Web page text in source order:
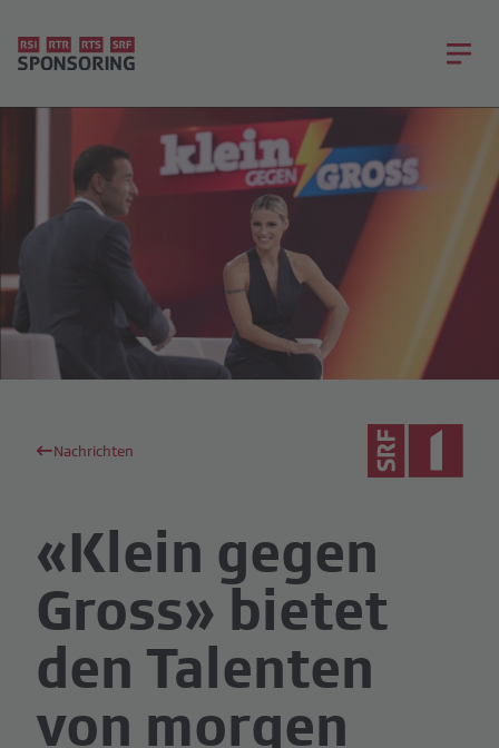
Nachrichten
«Klein gegen
Gross» bietet
den Talenten
von morgen